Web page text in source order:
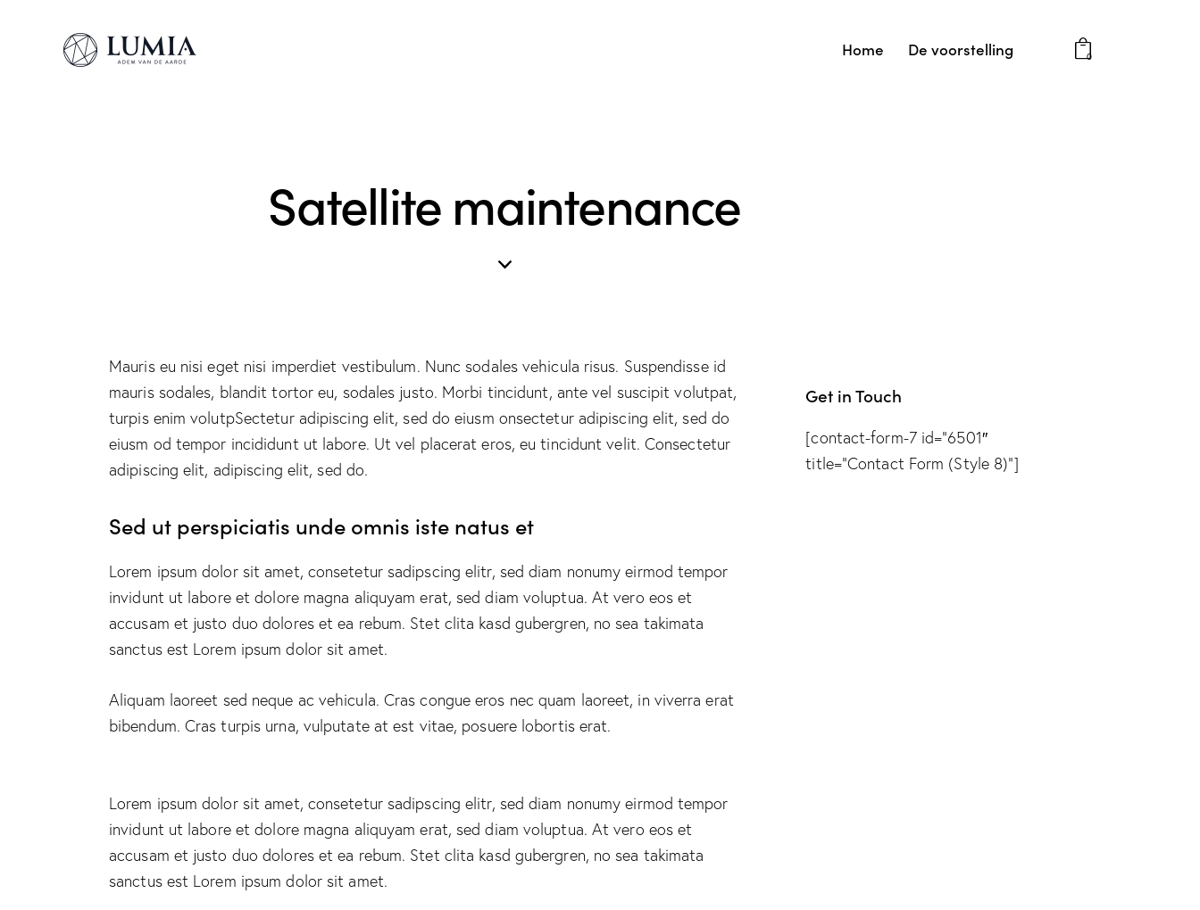
Home De voorstelling 0
Satellite maintenance
Mauris eu nisi eget nisi imperdiet vestibulum. Nunc sodales vehicula risus. Suspendisse id
mauris sodales, blandit tortor eu, sodales justo. Morbi tincidunt, ante vel suscipit volutpat,
turpis enim volutpSectetur adipiscing elit, sed do eiusm onsectetur adipiscing elit, sed do
eiusm od tempor incididunt ut labore. Ut vel placerat eros, eu tincidunt velit. Consectetur
adipiscing elit, adipiscing elit, sed do.
Sed ut perspiciatis unde omnis iste natus et
Lorem ipsum dolor sit amet, consetetur sadipscing elitr, sed diam nonumy eirmod tempor
invidunt ut labore et dolore magna aliquyam erat, sed diam voluptua. At vero eos et
accusam et justo duo dolores et ea rebum. Stet clita kasd gubergren, no sea takimata
sanctus est Lorem ipsum dolor sit amet.
Aliquam laoreet sed neque ac vehicula. Cras congue eros nec quam laoreet, in viverra erat
bibendum. Cras turpis urna, vulputate at est vitae, posuere lobortis erat.
Lorem ipsum dolor sit amet, consetetur sadipscing elitr, sed diam nonumy eirmod tempor
invidunt ut labore et dolore magna aliquyam erat, sed diam voluptua. At vero eos et
accusam et justo duo dolores et ea rebum. Stet clita kasd gubergren, no sea takimata
sanctus est Lorem ipsum dolor sit amet.
Get in Touch
[contact-form-7 id=”6501″
title=”Contact Form (Style 8)”]